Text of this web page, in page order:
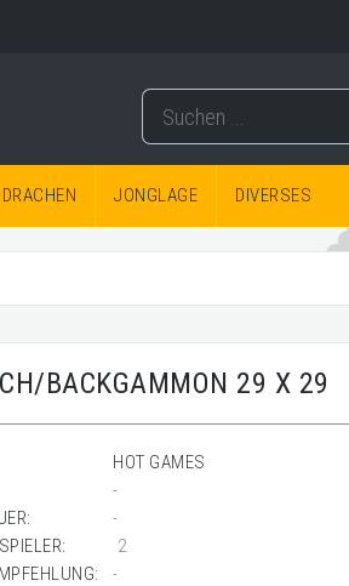
DRACHEN JONGLAGE DIVERSES
BACKGAMMON 29 X 29
HOT GAMES
-
-
2
-